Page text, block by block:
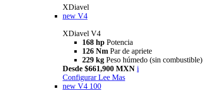
XDiavel
new V4
XDiavel V4
168 hp Potencia
126 Nm Par de apriete
229 kg Peso húmedo (sin combustible)
Desde $661,900 MXN i
Configurar Lee Mas
new V4 100